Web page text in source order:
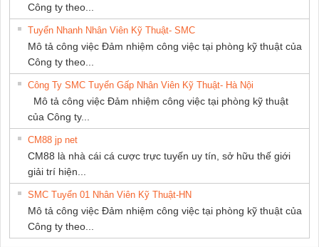
Công ty theo...
Tuyển Nhanh Nhân Viên Kỹ Thuật- SMC
Mô tả công việc Đảm nhiệm công việc tại phòng kỹ thuật của
Công ty theo...
Công Ty SMC Tuyển Gấp Nhân Viên Kỹ Thuật- Hà Nội
Mô tả công việc Đảm nhiệm công việc tại phòng kỹ thuật
của Công ty...
CM88 jp net
CM88 là nhà cái cá cược trực tuyến uy tín, sở hữu thế giới
giải trí hiện...
SMC Tuyển 01 Nhân Viên Kỹ Thuật-HN
Mô tả công việc Đảm nhiệm công việc tại phòng kỹ thuật của
Công ty theo...